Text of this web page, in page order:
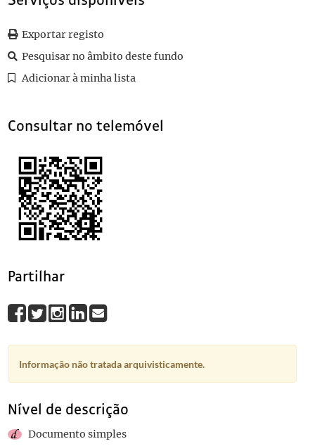
115 Sem título 1912-03-24
117 Sem título 1912-03-24
118 Sem título 1912-03-30
(...)
Exportar registo
Pesquisar no âmbito deste fundo
Adicionar à minha lista
Consultar no telemóvel
Partilhar
Informação não tratada arquivisticamente.
Nível de descrição
Documento simples